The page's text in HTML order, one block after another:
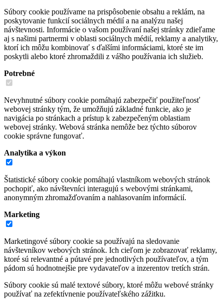
Súbory cookie používame na prispôsobenie obsahu a reklám, na
poskytovanie funkcií sociálnych médií a na analýzu našej
návštevnosti. Informácie o vašom používaní našej stránky zdieľame
aj s našimi partnermi v oblasti sociálnych médií, reklamy a analytiky,
ktorí ich môžu kombinovať s ďalšími informáciami, ktoré ste im
poskytli alebo ktoré zhromaždili z vášho používania ich služieb.
Potrebné
Nevyhnutné súbory cookie pomáhajú zabezpečiť použiteľnosť
webovej stránky tým, že umožňujú základné funkcie, ako je
navigácia po stránkach a prístup k zabezpečeným oblastiam
webovej stránky. Webová stránka nemôže bez týchto súborov
cookie správne fungovať.
Analytika a výkon
Štatistické súbory cookie pomáhajú vlastníkom webových stránok
pochopiť, ako návštevníci interagujú s webovými stránkami,
anonymným zhromažďovaním a nahlasovaním informácií.
Marketing
Marketingové súbory cookie sa používajú na sledovanie
návštevníkov webových stránok. Ich cieľom je zobrazovať reklamy,
ktoré sú relevantné a pútavé pre jednotlivých používateľov, a tým
pádom sú hodnotnejšie pre vydavateľov a inzerentov tretích strán.
Súbory cookie sú malé textové súbory, ktoré môžu webové stránky
používať na zefektívnenie používateľského zážitku.